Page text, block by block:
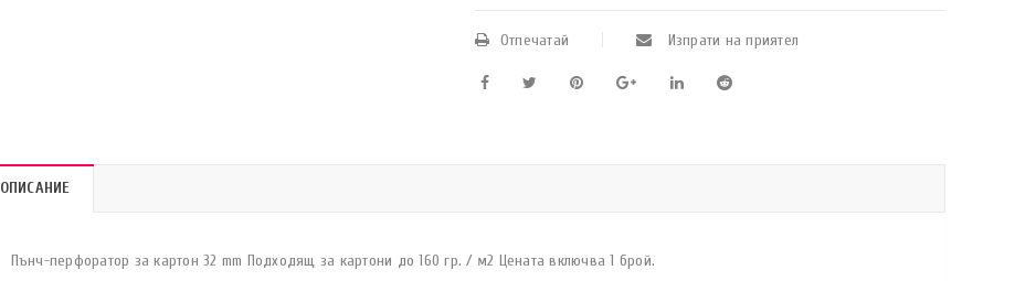
Отпечатай Изпрати на приятел
ОПИСАНИЕ
Пънч-перфоратор за картон 32 mm Подходящ за картони до 160 гр. / м2 Цената включва 1 брой.